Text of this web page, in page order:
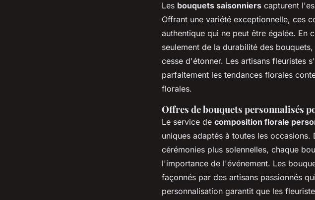
Les bouquets saisonniers capturent
Offrant une variété exceptionnelle, ces
authentique qui ne peut être égalée. En
seulement de la durabilité des
cesse d'étonner. Les artisans fleuristes
parfaitement les tendances florales
florales.
Offres de bouquets personnalisés
Le service de composition florale
uniques adaptés à toutes les
cérémonies plus solennelles, chaque
l'importance de l'événement. Les
façonnés par des artisans passionnés
personnalisation garantit que les